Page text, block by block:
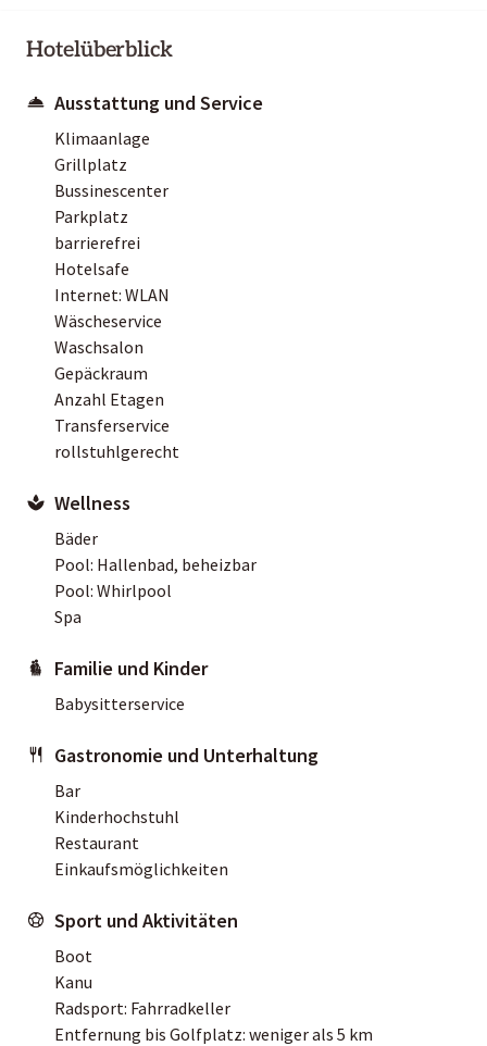
Hotelüberblick
Ausstattung und Service
Klimaanlage
Grillplatz
Bussinescenter
Parkplatz
barrierefrei
Hotelsafe
Internet: WLAN
Wäscheservice
Waschsalon
Gepäckraum
Anzahl Etagen
Transferservice
rollstuhlgerecht
Wellness
Bäder
Pool: Hallenbad, beheizbar
Pool: Whirlpool
Spa
Familie und Kinder
Babysitterservice
Gastronomie und Unterhaltung
Bar
Kinderhochstuhl
Restaurant
Einkaufsmöglichkeiten
Sport und Aktivitäten
Boot
Kanu
Radsport: Fahrradkeller
Entfernung bis Golfplatz: weniger als 5 km